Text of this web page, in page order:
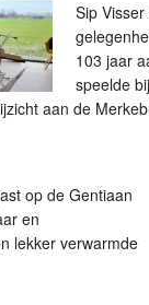
Sip
103 jaar
speelde
aan de
op de Gentiaan
en
lekker verwarmde